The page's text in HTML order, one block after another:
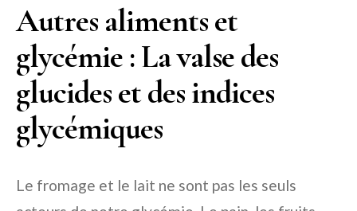
Autres aliments et
glycémie : La valse des
glucides et des indices
glycémiques
Le fromage et le lait ne sont pas les seuls